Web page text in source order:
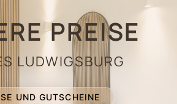
PREISE
LUDWIGSBURG
UND GUTSCHEINE